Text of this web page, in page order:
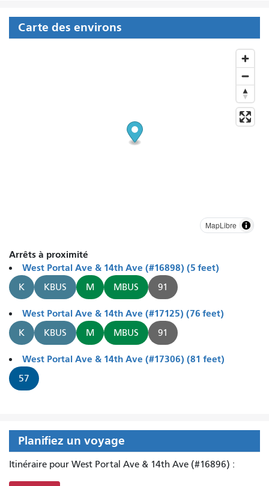
Carte des environs
MapLibre
Arrêts à proximité
West Portal Ave & 14th Ave (#16898) (5 feet)
K KBUS M MBUS 91
West Portal Ave & 14th Ave (#17125) (76 feet)
K KBUS M MBUS 91
West Portal Ave & 14th Ave (#17306) (81 feet)
57
Planifiez un voyage
Itinéraire pour West Portal Ave & 14th Ave (#16896) :